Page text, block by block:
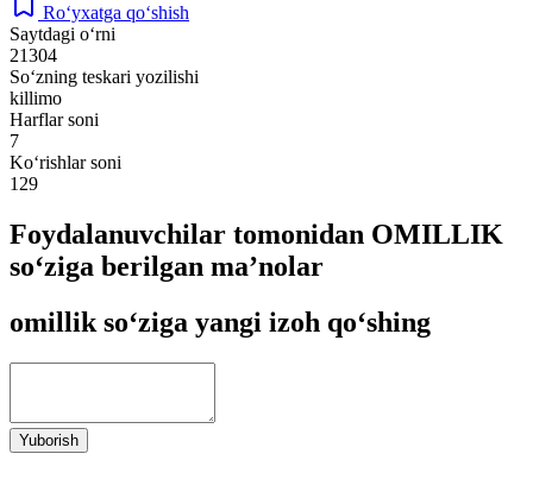
Ro‘yxatga qo‘shish
Saytdagi o‘rni
21304
So‘zning teskari yozilishi
killimo
Harflar soni
7
Ko‘rishlar soni
129
Foydalanuvchilar tomonidan OMILLIK
so‘ziga berilgan ma’nolar
omillik so‘ziga yangi izoh qo‘shing
Yuborish